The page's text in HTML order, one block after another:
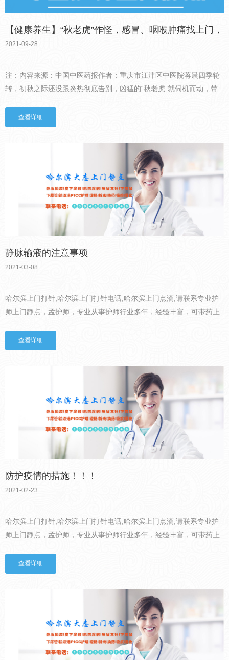
【健康养生】“秋老虎”作怪，感冒、咽喉肿痛找上门，
中医五招“治服”它
2021-09-28
注：内容来源：中国中医药报作者：重庆市江津区中医院蒋晨四季轮
转，初秋之际还没跟炎热彻底告别，凶猛的“秋老虎”就伺机而动，带
痛纷纷出来作怪。但实际上，“秋老虎”虽看似“凶猛”，用对方...
查看详细
静脉输液的注意事项
2021-03-08
哈尔滨上门打针,哈尔滨上门打针电话,哈尔滨上门点滴,请联系专业护
师上门静点，孟护师，专业从事护师行业多年，经验丰富，可带药上
注射不静脉注射。静脉输液是静脉注射的一种形式，静脉输液是...
查看详细
防护疫情的措施！！！
2021-02-23
哈尔滨上门打针,哈尔滨上门打针电话,哈尔滨上门点滴,请联系专业护
师上门静点，孟护师，专业从事护师行业多年，经验丰富，可带药上
手液并用流动水洗手，用一次性纸巾或干净毛巾擦手。双手接...
查看详细